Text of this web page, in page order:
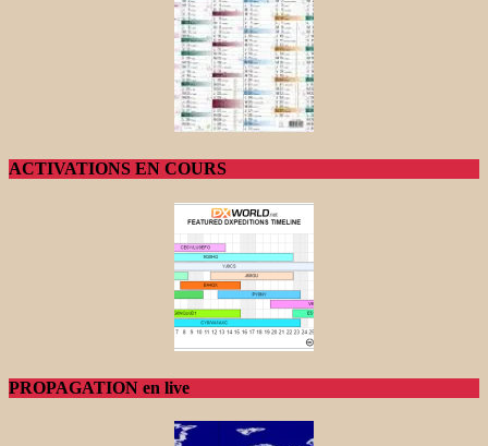
ACTIVATIONS EN COURS
PROPAGATION en live